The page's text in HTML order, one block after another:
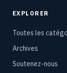
EXPLORER
Toutes les
Archives
Soutenez-nous